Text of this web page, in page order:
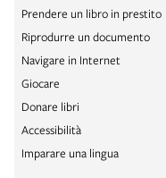
Prendere un libro in prestito
Riprodurre un documento
Navigare in Internet
Giocare
Donare libri
Accessibilità
Imparare una lingua